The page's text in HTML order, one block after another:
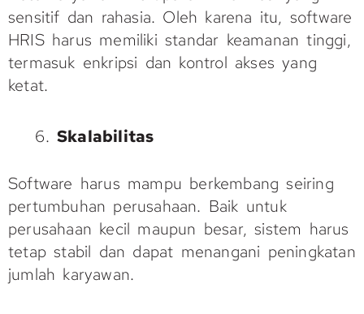
sensitif dan rahasia. Oleh karena itu, software
HRIS harus memiliki standar keamanan tinggi,
termasuk enkripsi dan kontrol akses yang
ketat.
Skalabilitas
Software harus mampu berkembang seiring
pertumbuhan perusahaan. Baik untuk
perusahaan kecil maupun besar, sistem harus
tetap stabil dan dapat menangani peningkatan
jumlah karyawan.